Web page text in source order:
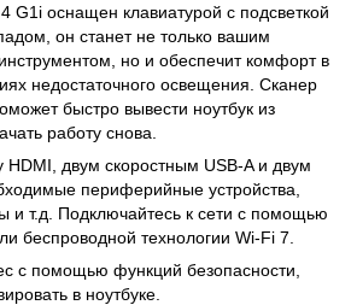
G1i оснащен клавиатурой с подсветкой
он станет не только вашим
но и обеспечит комфорт в
недостаточного освещения. Сканер
быстро вывести ноутбук из
работу снова.
HDMI, двум скоростным USB-A и двум
периферийные устройства,
и т.д. Подключайтесь к сети с помощью
беспроводной технологии Wi-Fi 7.
с помощью функций безопасности,
в ноутбуке.